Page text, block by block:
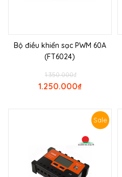
Bộ điều khiển sạc PWM 60A
(FT6024)
₫
1.350.000
₫
1.250.000
Sale